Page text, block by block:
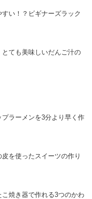
い！？ビギナーズラック
ても美味しいだんご汁の
ラーメンを3分より早く作
を使ったスイーツの作り
焼き器で作れる3つのかわ